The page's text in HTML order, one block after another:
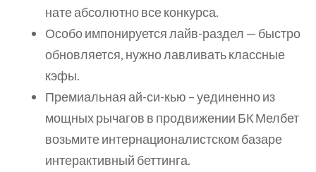
нате абсолютно все конкурса.
Особо импонируется лайв-раздел — быстро
обновляется, нужно лавливать классные
кэфы.
Премиальная ай-си-кью – уединенно из
мощных рычагов в продвижении БК Мелбет
возьмите интернационалистском базаре
интерактивный беттинга.